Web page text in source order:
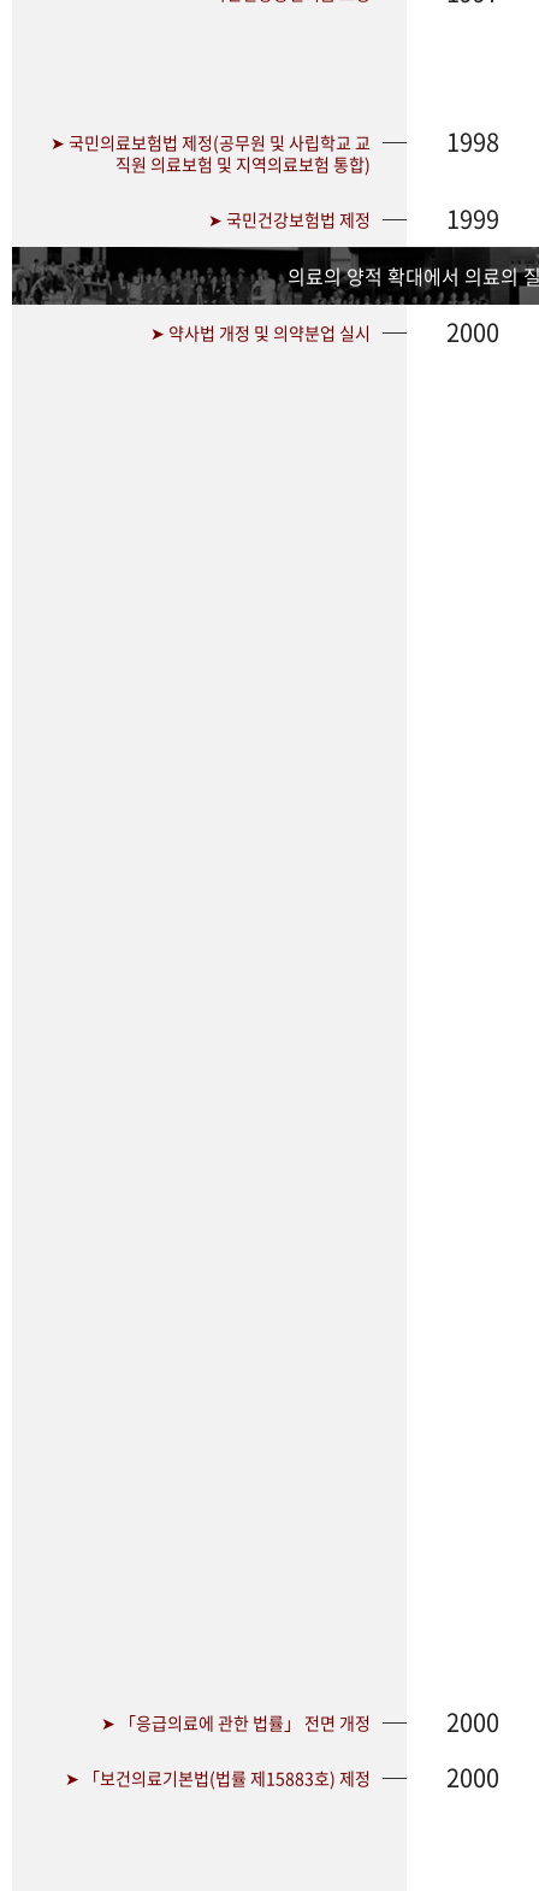
➤ 국민의료보험법 제정(공무원 및 사립학교 교
직원 의료보험 및 지역의료보험 통합)
1998
➤ 국민건강보험법 제정 1999
의료의 양적 확대에서 의료의
➤ 약사법 개정 및 의약분업 실시 2000
➤ 「응급의료에 관한 법률」 전면 개정 2000
➤ 「보건의료기본법(법률 제15883호) 제정 2000